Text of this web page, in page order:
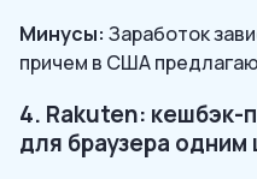
Минусы: Заработок
причем в США
4. Rakuten: кешбэк-
для браузера